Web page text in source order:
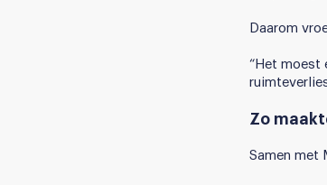
Daarom
“Het moest
Zo
Samen met